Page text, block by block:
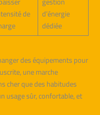
de
d’énergie
dédiée
des équipements pour
une marche
cher que des habitudes
usage sûr, confortable, et